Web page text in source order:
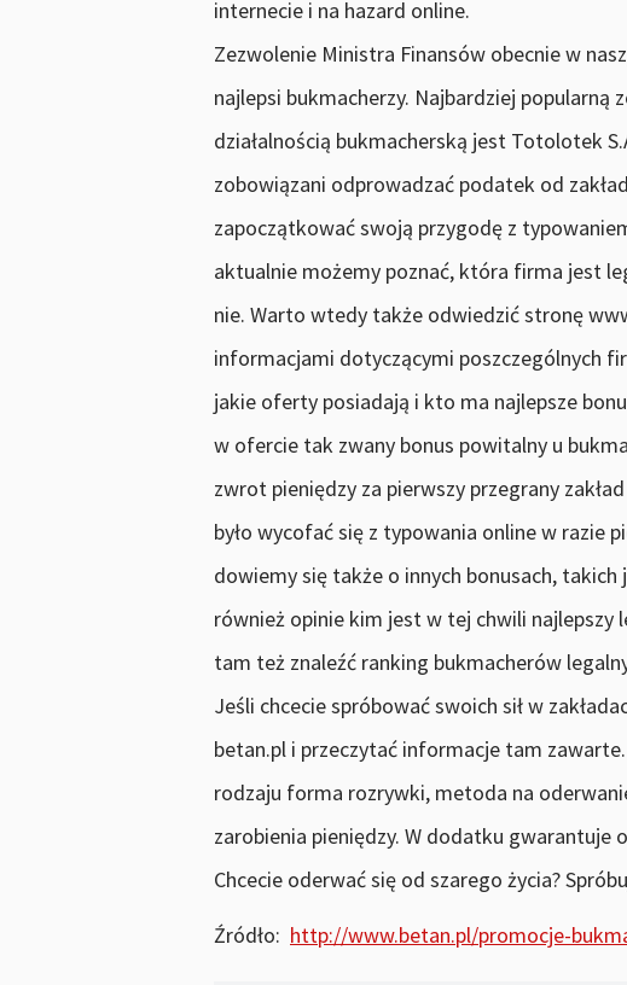
internecie i na hazard online.
Zezwolenie Ministra Finansów obecnie w
najlepsi bukmacherzy. Najbardziej popularną
działalnością bukmacherską jest Totolotek
zobowiązani odprowadzać podatek od
zapoczątkować swoją przygodę z
aktualnie możemy poznać, która firma jest
nie. Warto wtedy także odwiedzić stronę
informacjami dotyczącymi poszczególnych
jakie oferty posiadają i kto ma najlepsze
w ofercie tak zwany bonus powitalny u
zwrot pieniędzy za pierwszy przegrany
było wycofać się z typowania online w razie
dowiemy się także o innych bonusach,
również opinie kim jest w tej chwili najlepszy
tam też znaleźć ranking bukmacherów
Jeśli chcecie spróbować swoich sił w
betan.pl i przeczytać informacje tam
rodzaju forma rozrywki, metoda na
zarobienia pieniędzy. W dodatku gwarantuje
Chcecie oderwać się od szarego życia?
Źródło: http://www.betan.pl/promocje-